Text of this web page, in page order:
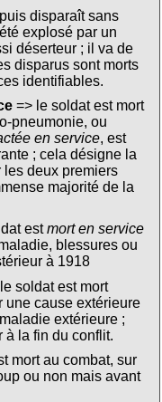
disparaît sans
explosé par un
déserteur ; il va de
disparus sont morts
identifiables.
=> le soldat est mort
pneumonie, ou
en service, est
; cela désigne la
deux premiers
majorité de la
estmort en service
blessures ou
à 1918
soldat est mort
une cause extérieure
extérieure ;
à la fin du conflit.
mort au combat, sur
ou non mais avant